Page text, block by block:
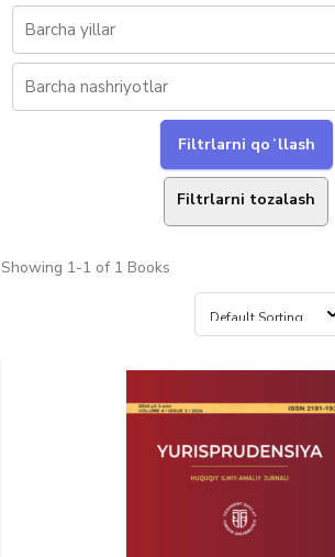
Filtrlarni tozalash
Showing 1-1 of 1 Books